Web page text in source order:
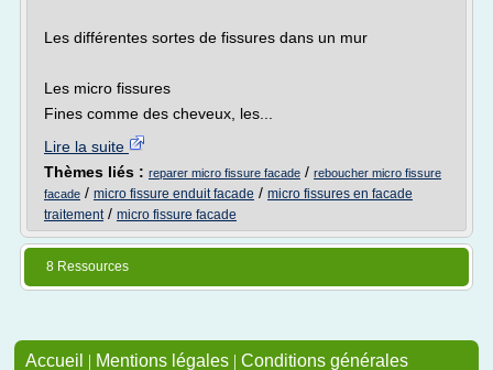
Les différentes sortes de fissures dans un mur
Les micro fissures
Fines comme des cheveux, les...
Lire la suite
Thèmes liés : reparer micro fissure facade / reboucher micro fissure
facade / micro fissure enduit facade / micro fissures en facade
traitement/ micro fissure facade
8 Ressources
Accueil | Mentions légales | Conditions générales